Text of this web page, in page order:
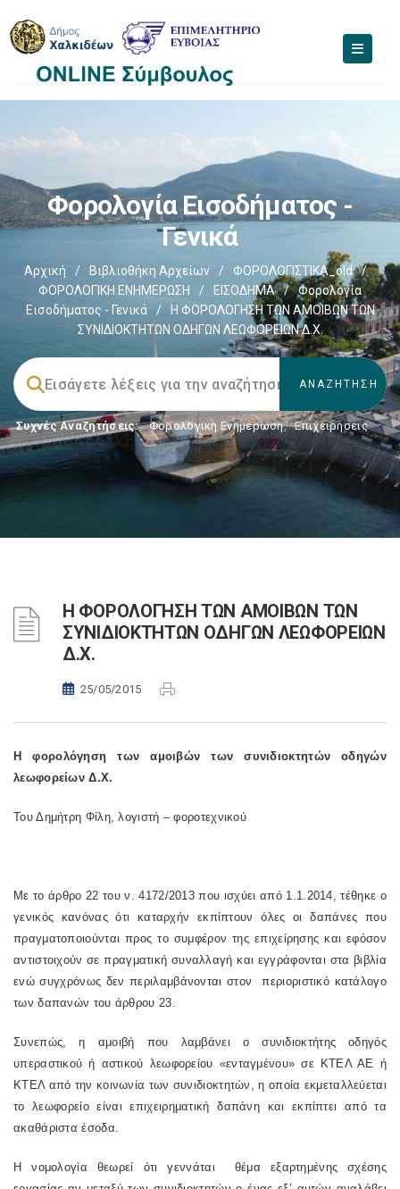
Φορολογία Εισοδήματος -
Γενικά
Αρχική / Βιβλιοθήκη Αρχείων / ΦΟΡΟΛΟΓΙΣΤΙΚΑ_old
/
ΦΟΡΟΛΟΓΙΚΗ ΕΝΗΜΕΡΩΣΗ
/ ΕΙΣΟΔΗΜΑ /
Φορολογία
Εισοδήματος - Γενικά
/
Η ΦΟΡΟΛΟΓΗΣΗ ΤΩΝ ΑΜΟΙΒΩΝ ΤΩΝ
ΣΥΝΙΔΙΟΚΤΗΤΩΝ ΟΔΗΓΩΝ ΛΕΩΦΟΡΕΙΩΝ Δ.Χ.
Συχνές Αναζητήσεις: Φορολογικη Ενημέρωση, Επιχειρήσεις
Η ΦΟΡΟΛΟΓΗΣΗ ΤΩΝ ΑΜΟΙΒΩΝ ΤΩΝ
ΣΥΝΙΔΙΟΚΤΗΤΩΝ ΟΔΗΓΩΝ ΛΕΩΦΟΡΕΙΩΝ
Δ.Χ.
25/05/2015
Η φορολόγηση των αμοιβών των συνιδιοκτητών οδηγών
λεωφορείων Δ.Χ.
Του Δημήτρη Φίλη, λογιστή – φοροτεχνικού
Με το άρθρο 22 του ν. 4172/2013 που ισχύει από 1.1.2014, τέθηκε ο
γενικός κανόνας ότι καταρχήν εκπίπτουν όλες οι δαπάνες που
πραγματοποιούνται προς το συμφέρον της επιχείρησης και εφόσον
αντιστοιχούν σε πραγματική συναλλαγή και εγγράφονται στα βιβλία
ενώ συγχρόνως δεν περιλαμβάνονται στον περιοριστικό κατάλογο
των δαπανών του άρθρου 23.
Συνεπώς, η αμοιβή που λαμβάνει ο συνιδιοκτήτης οδηγός
υπεραστικού ή αστικού λεωφορείου «ενταγμένου» σε ΚΤΕΛ ΑΕ ή
ΚΤΕΛ από την κοινωνία των συνιδιοκτητών, η οποία εκμεταλλεύεται
το λεωφορείο είναι επιχειρηματική δαπάνη και εκπίπτει από τα
ακαθάριστα έσοδα.
Η νομολογία θεωρεί ότι γεννάται θέμα εξαρτημένης σχέσης